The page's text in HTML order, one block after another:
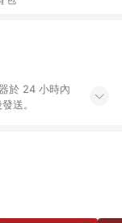
於 24 小時內
送。